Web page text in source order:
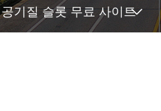
공기질 슬롯 무료 사이트